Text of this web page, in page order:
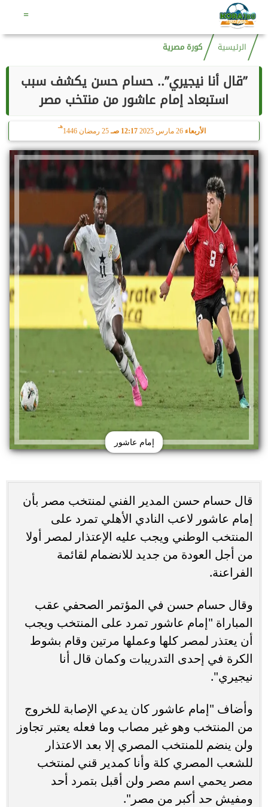
=
الرئيسية كورة مصرية
”قال أنا نيجيري”.. حسام حسن يكشف سبب
استبعاد إمام عاشور من منتخب مصر
الأربعاء 26 مارس 2025 12:17 صـ 25 رمضان 1446
هـ
إمام عاشور
قال حسام حسن المدير الفني لمنتخب مصر بأن
إمام عاشور لاعب النادي الأهلي تمرد على
المنتخب الوطني ويجب عليه الإعتذار لمصر أولا
من أجل العودة من جديد للانضمام لقائمة
الفراعنة.
وقال حسام حسن في المؤتمر الصحفي عقب
المباراة "إمام عاشور تمرد على المنتخب ويجب
أن يعتذر لمصر كلها وعملها مرتين وقام بشوط
الكرة في إحدى التدريبات وكمان قال أنا
نيجيري".
وأضاف "إمام عاشور كان يدعي الإصابة للخروج
من المنتخب وهو غير مصاب وما فعله يعتبر تجاوز
ولن ينضم للمنتخب المصري إلا بعد الاعتذار
للشعب المصري كلة وأنا كمدير قني لمنتخب
مصر يحمي اسم مصر ولن أقبل بتمرد أحد
ومفيش حد أكبر من مصر".